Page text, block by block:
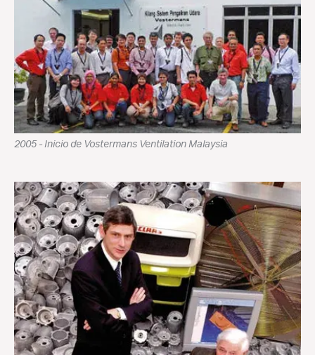
2005 - Inicio de Vostermans Ventilation Malaysia